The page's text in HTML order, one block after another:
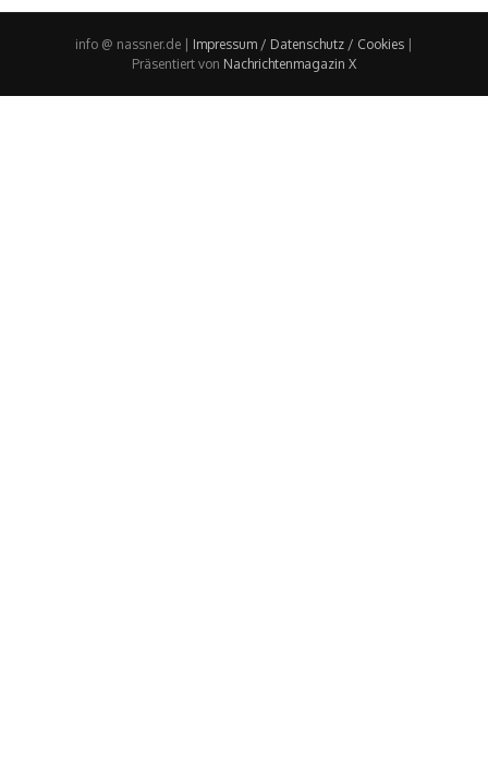
info @ nassner.de | Impressum / Datenschutz / Cookies
Präsentiert von Nachrichtenmagazin X